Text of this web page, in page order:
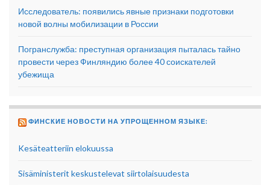
Исследователь: появились явные признаки подготовки
новой волны мобилизации в России
Погранслужба: преступная организация пыталась тайно
провести через Финляндию более 40 соискателей
убежища
ФИНСКИЕ НОВОСТИ НА УПРОЩЕННОМ ЯЗЫКЕ:
Kesäteatteriin elokuussa
Sisäministerit keskustelevat siirtolaisuudesta